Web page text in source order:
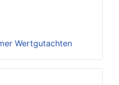
Wertgutachten